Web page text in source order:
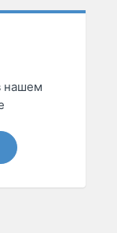
нашем